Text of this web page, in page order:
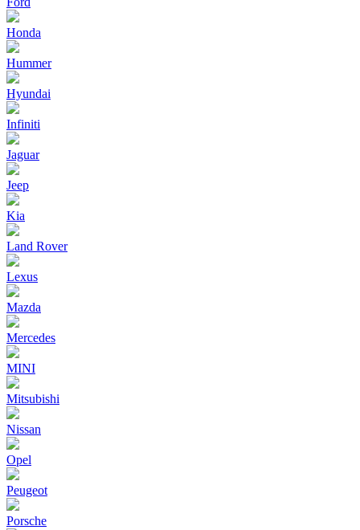
Honda
Hummer
Hyundai
Infiniti
Jaguar
Jeep
Kia
Land Rover
Lexus
Mazda
Mercedes
MINI
Mitsubishi
Nissan
Opel
Peugeot
Porsche